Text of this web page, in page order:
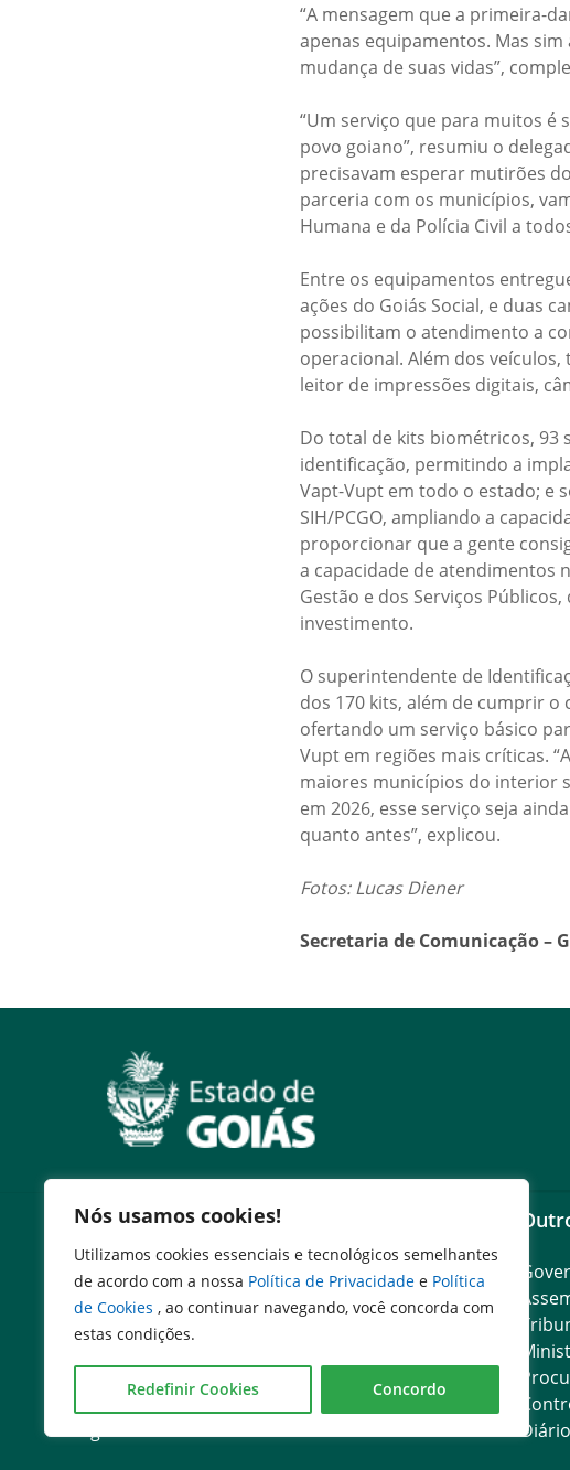
Nós usamos cookies!
Utilizamos cookies essenciais e tecnológicos semelhantes
de acordo com a nossa Política de Privacidade e Política
de Cookies , ao continuar navegando, você concorda com
estas condições.
Redefinir Cookies Concordo
“A mensagem que a primeira-
apenas equipamentos. Mas
mudança de suas vidas”,
“Um serviço que para muitos é
povo goiano”, resumiu o
precisavam esperar mutirões
parceria com os municípios,
Humana e da Polícia Civil a
Entre os equipamentos
ações do Goiás Social, e duas
possibilitam o atendimento a
operacional. Além dos
leitor de impressões digitais,
Do total de kits biométricos, 93
identificação, permitindo a
Vapt-Vupt em todo o estado; e
SIH/PCGO, ampliando a
proporcionar que a gente
a capacidade de atendimentos
Gestão e dos Serviços
investimento.
O superintendente de
dos 170 kits, além de cumprir
ofertando um serviço básico
Vupt em regiões mais críticas.
maiores municípios do interior
em 2026, esse serviço seja
quanto antes”, explicou.
Fotos: Lucas Diener
Secretaria de Comunicação –
Serviços
Expresso Goiás
Expresso Aplicações
Expresso Servidor
SEI Governadoria
Cadastro de Autoridades